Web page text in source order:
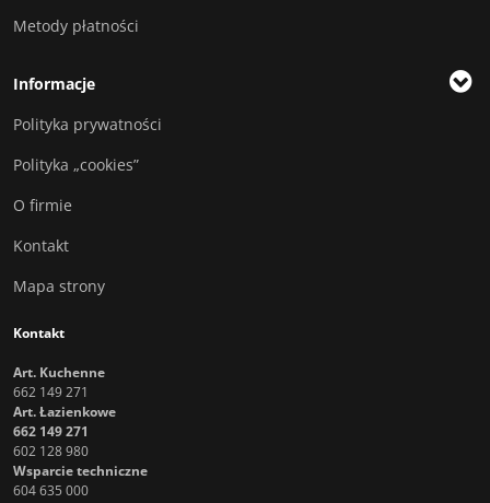
Metody płatności
Informacje
Polityka prywatności
Polityka „cookies”
O firmie
Kontakt
Mapa strony
Kontakt
Art. Kuchenne
662 149 271
Art. Łazienkowe
662 149 271
602 128 980
Wsparcie techniczne
604 635 000